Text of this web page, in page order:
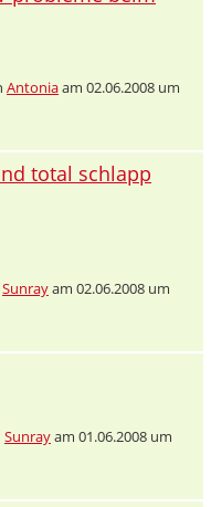
Antoniaam 02.06.2008 um
total schlapp
Sunrayam 02.06.2008 um
Sunrayam 01.06.2008 um